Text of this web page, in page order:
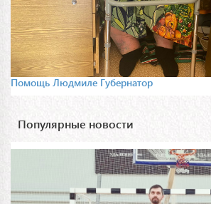
Помощь Людмиле Губернатор
Популярные новости